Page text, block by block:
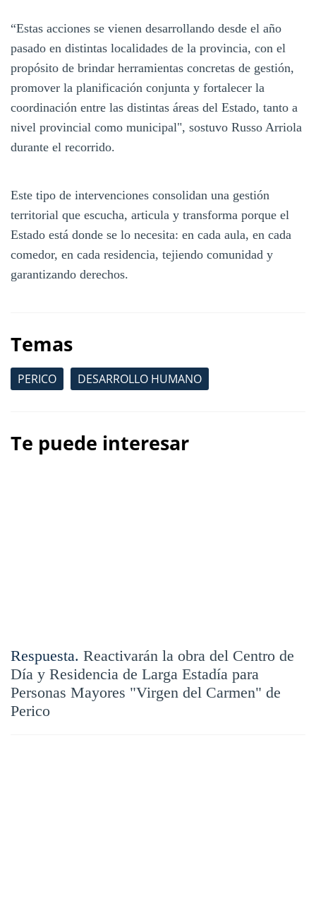
“Estas acciones se vienen desarrollando desde el año
pasado en distintas localidades de la provincia, con el
propósito de brindar herramientas concretas de gestión,
promover la planificación conjunta y fortalecer la
coordinación entre las distintas áreas del Estado, tanto a
nivel provincial como municipal", sostuvo Russo Arriola
durante el recorrido.
Este tipo de intervenciones consolidan una gestión
territorial que escucha, articula y transforma porque el
Estado está donde se lo necesita: en cada aula, en cada
comedor, en cada residencia, tejiendo comunidad y
garantizando derechos.
Temas
PERICO DESARROLLO HUMANO
Te puede interesar
Respuesta. Reactivarán la obra del Centro de
Día y Residencia de Larga Estadía para
Personas Mayores "Virgen del Carmen" de
Perico